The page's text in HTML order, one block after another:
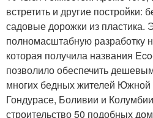
встретить и другие постройки:
садовые дорожки из пластика.
полномасштабную разработку
которая получила названия
позволило обеспечить
многих бедных жителей
Гондурасе, Боливии и
строительство 50 подобных